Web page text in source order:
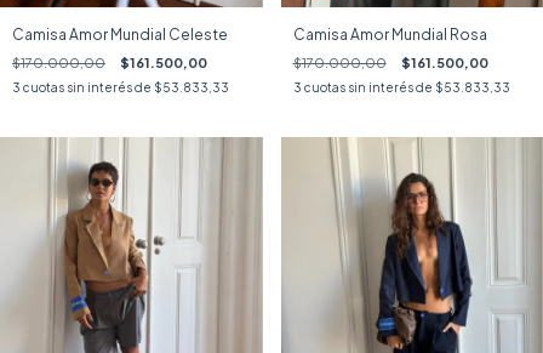
Camisa Amor Mundial Celeste
$170.000,00 $161.500,00
3 cuotas sin interés de $53.833,33
Camisa Amor Mundial Rosa
$170.000,00 $161.500,00
3 cuotas sin interés de $53.833,33